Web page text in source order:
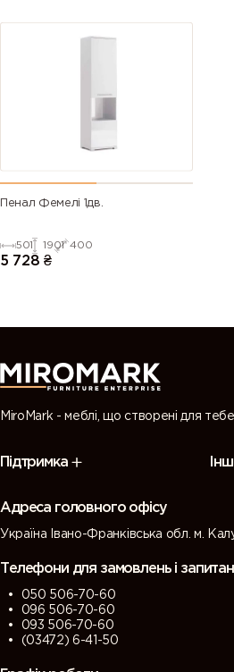
Пенал Фемелі 1дв.
501 1901 400
5 728 ₴
MiroMark - меблі, що створені для тебе
Підтримка
Адреса головного офісу
Україна Івано-Франківська обл. м.
Телефони для замовлень і
050 506-70-60
096 506-70-60
093 506-70-60
(03472) 6-41-50